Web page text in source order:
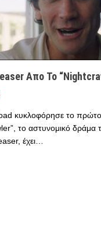
Απο Το
κυκλοφόρησε το
το αστυνομικό δράμα
έχει…